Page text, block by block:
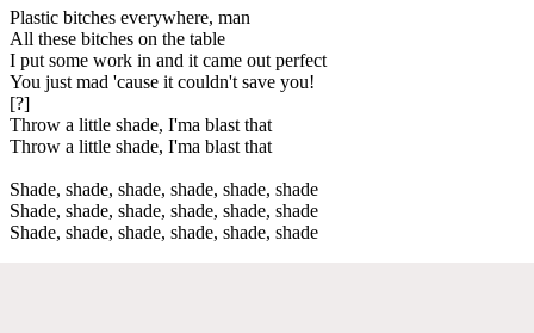
Plastic bitches everywhere, man
All these bitches on the table
I put some work in and it came out perfect
You just mad 'cause it couldn't save you!
[?]
Throw a little shade, I'ma blast that
Throw a little shade, I'ma blast that
Shade, shade, shade, shade, shade, shade
Shade, shade, shade, shade, shade, shade
Shade, shade, shade, shade, shade, shade